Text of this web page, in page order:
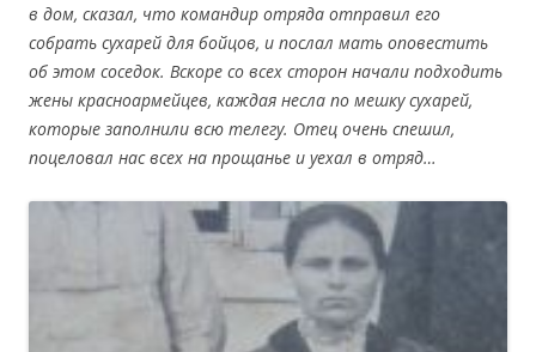
в дом, сказал, что командир отряда отправил его
собрать сухарей для бойцов, и послал мать оповестить
об этом соседок. Вскоре со всех сторон начали подходить
жены красноармейцев, каждая несла по мешку сухарей,
которые заполнили всю телегу. Отец очень спешил,
поцеловал нас всех на прощанье и уехал в отряд…